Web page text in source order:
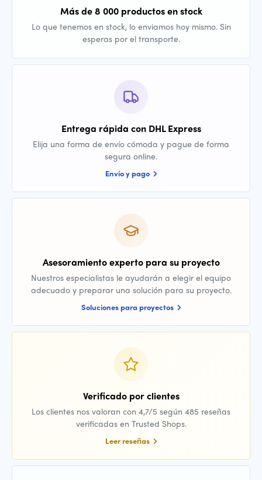
Más de 8 000 productos en stock
Lo que tenemos en stock, lo enviamos hoy mismo. Sin
esperas por el transporte.
Entrega rápida con DHL Express
Elija una forma de envío cómoda y pague de forma
segura online.
Envío y pago
Asesoramiento experto para su proyecto
Nuestros especialistas le ayudarán a elegir el equipo
adecuado y preparar una solución para su proyecto.
Soluciones para proyectos
Verificado por clientes
Los clientes nos valoran con 4,7/5 según 485 reseñas
verificadas en Trusted Shops.
Leer reseñas